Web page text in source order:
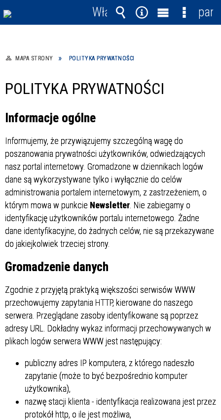
MAPA STRONY POLITYKA PRYWATNOŚCI
POLITYKA PRYWATNOŚCI
Informacje ogólne
Informujemy, że przywiązujemy szczególną wagę do
poszanowania prywatności użytkowników, odwiedzających
nasz portal internetowy. Gromadzone w dziennikach logów
dane są wykorzystywane tylko i wyłącznie do celów
administrowania portalem internetowym, z zastrzeżeniem, o
którym mowa w punkcie Newsletter . Nie zabiegamy o
identyfikację użytkowników portalu internetowego. Żadne
dane identyfikacyjne, do żadnych celów, nie są przekazywane
do jakiejkolwiek trzeciej strony.
Gromadzenie danych
Zgodnie z przyjętą praktyką większości serwisów WWW
przechowujemy zapytania HTTP, kierowane do naszego
serwera. Przeglądane zasoby identyfikowane są poprzez
adresy URL. Dokładny wykaz informacji przechowywanych w
plikach logów serwera WWW jest następujący:
publiczny adres IP komputera, z którego nadeszło
zapytanie (może to być bezpośrednio komputer
użytkownika),
nazwę stacji klienta - identyfikacja realizowana jest przez
protokół http, o ile jest możliwa,
Włącz
powiadomienia
Wyszukiwarka
Narzędzia
MenuMenu